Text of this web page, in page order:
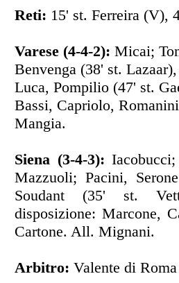
Reti: 15' st. Ferreira (V),
Varese (4-4-2): Micai;
Benvenga (38' st.
Luca, Pompilio (47' st.
Bassi, Capriolo,
Mangia.
Siena (3-4-3):
Mazzuoli; Pacini,
Soudant (35' st.
disposizione: Marcone,
Cartone. All. Mignani.
Arbitro: Valente di